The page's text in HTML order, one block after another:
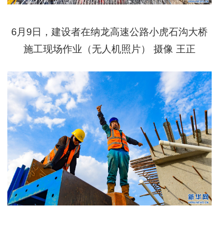
6月9日，建设者在纳龙高速公路小虎石沟大桥
施工现场作业（无人机照片） 摄像 王正